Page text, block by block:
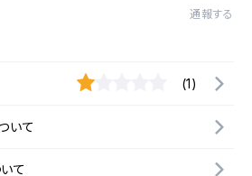
通報する
(1)
いて
て